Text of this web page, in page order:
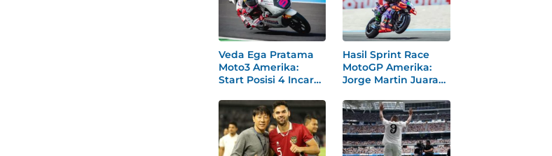
Veda Ega Pratama
Moto3 Amerika:
Start Posisi 4 Incar
Hasil Sprint Race
MotoGP Amerika:
Jorge Martin Juara